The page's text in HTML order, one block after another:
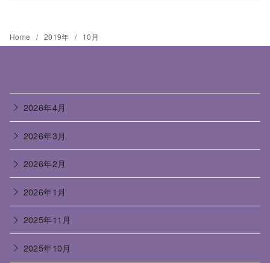
Home 2019年 10月
2026年4月
2026年3月
2026年2月
2026年1月
2025年11月
2025年10月